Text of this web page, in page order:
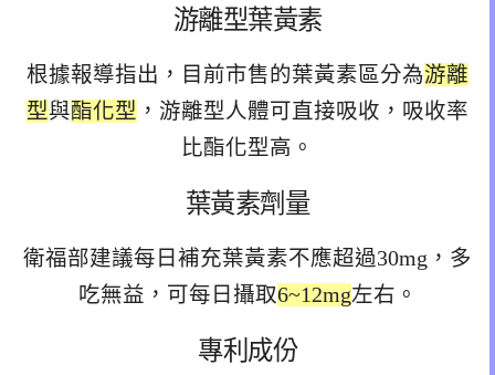
游離型葉黃素
根據報導指出，目前市售的葉黃素區分為游離
型與酯化型 ，游離型人體可直接吸收，吸收率
比酯化型高。
葉黃素劑量
衛福部建議每日補充葉黃素不應超過30mg，多
吃無益，可每日攝取6~12mg左右。
專利成份